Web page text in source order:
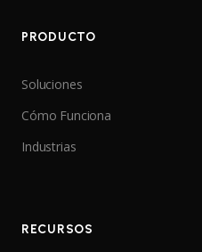
PRODUCTO
Soluciones
Cómo Funciona
Industrias
RECURSOS